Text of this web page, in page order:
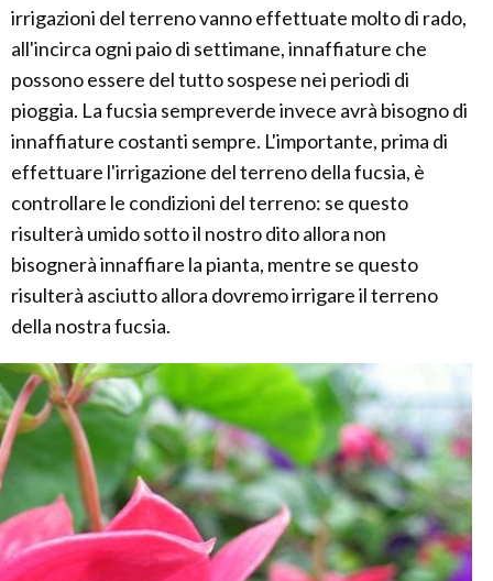
irrigazioni del terreno vanno effettuate molto di rado,
all'incirca ogni paio di settimane, innaffiature che
possono essere del tutto sospese nei periodi di
pioggia. La fucsia sempreverde invece avrà bisogno di
innaffiature costanti sempre. L'importante, prima di
effettuare l'irrigazione del terreno della fucsia, è
controllare le condizioni del terreno: se questo
risulterà umido sotto il nostro dito allora non
bisognerà innaffiare la pianta, mentre se questo
risulterà asciutto allora dovremo irrigare il terreno
della nostra fucsia.